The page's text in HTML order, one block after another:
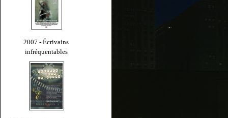
2007 - Écrivains
infréquentables